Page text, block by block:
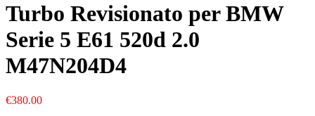
Turbo Revisionato per BMW
Serie 5 E61 520d 2.0
M47N204D4
€380.00